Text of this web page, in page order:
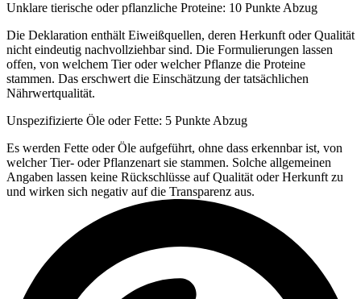
Unklare tierische oder pflanzliche Proteine: 10 Punkte Abzug
Die Deklaration enthält Eiweißquellen, deren Herkunft oder Qualität
nicht eindeutig nachvollziehbar sind. Die Formulierungen lassen
offen, von welchem Tier oder welcher Pflanze die Proteine
stammen. Das erschwert die Einschätzung der tatsächlichen
Nährwertqualität.
Unspezifizierte Öle oder Fette: 5 Punkte Abzug
Es werden Fette oder Öle aufgeführt, ohne dass erkennbar ist, von
welcher Tier- oder Pflanzenart sie stammen. Solche allgemeinen
Angaben lassen keine Rückschlüsse auf Qualität oder Herkunft zu
und wirken sich negativ auf die Transparenz aus.